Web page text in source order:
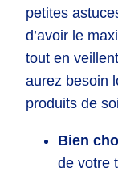
petites
d’avoir le
tout en
aurez besoin
produits de
Bien
de votre